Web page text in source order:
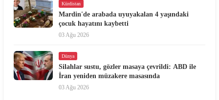
Kürdistan
Mardin'de arabada uyuyakalan 4 yaşındaki
çocuk hayatını kaybetti
03 Ağu 2026
Dünya
Silahlar sustu, gözler masaya çevrildi: ABD ile
İran yeniden müzakere masasında
03 Ağu 2026